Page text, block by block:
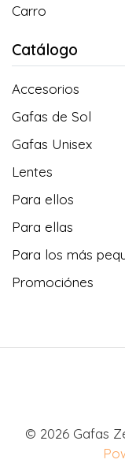
Carro
Catálogo
Accesorios
Gafas de Sol
Gafas Unisex
Lentes
Para ellos
Para ellas
Para los más
Promociónes
© 2026 Gafas